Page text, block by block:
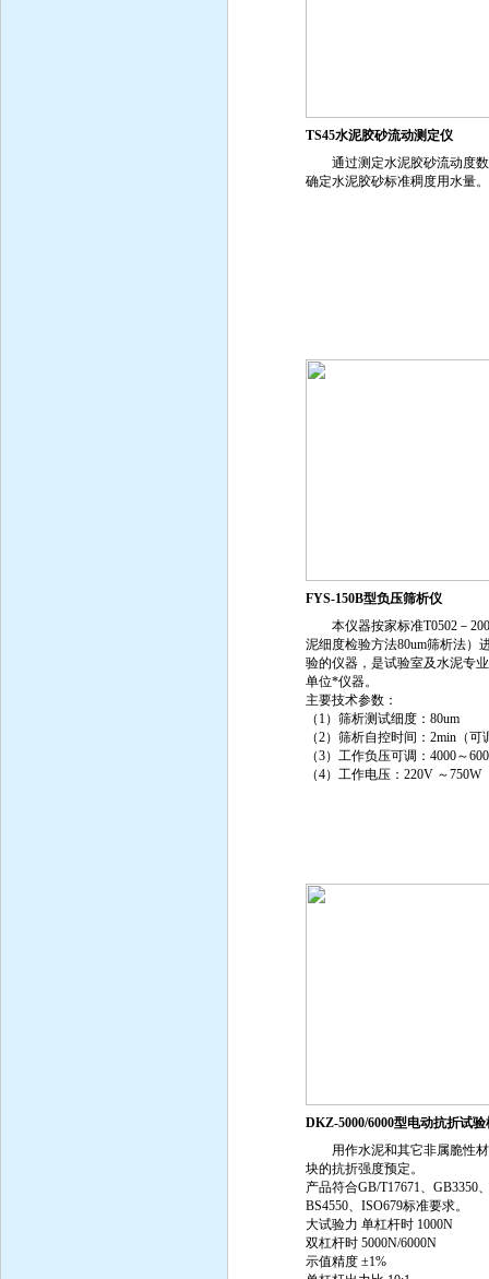
TS45水泥胶砂流动测定仪
通过测定水泥胶砂流动度数
确定水泥胶砂标准稠度用水量。
FYS-150B型负压筛析仪
本仪器按家标准T0502－
泥细度检验方法80um筛析法）
验的仪器，是试验室及水泥专
单位*仪器。
主要技术参数：
（1）筛析测试细度：80um
（2）筛析自控时间：2min（可
（3）工作负压可调：4000～
（4）工作电压：220V ～750W
DKZ-5000/6000型电动抗折试验
用作水泥和其它非属脆性材
块的抗折强度预定。
产品符合GB/T17671、GB3350
BS4550、ISO679标准要求。
大试验力 单杠杆时 1000N
双杠杆时 5000N/6000N
示值精度 ±1%